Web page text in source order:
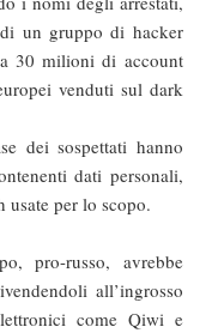
un gruppo di hacker
30 milioni di account
venduti sul dark
dei sospettati hanno
dati personali,
usate per lo scopo.
pro-russo, avrebbe
all’ingrosso
come Qiwi e